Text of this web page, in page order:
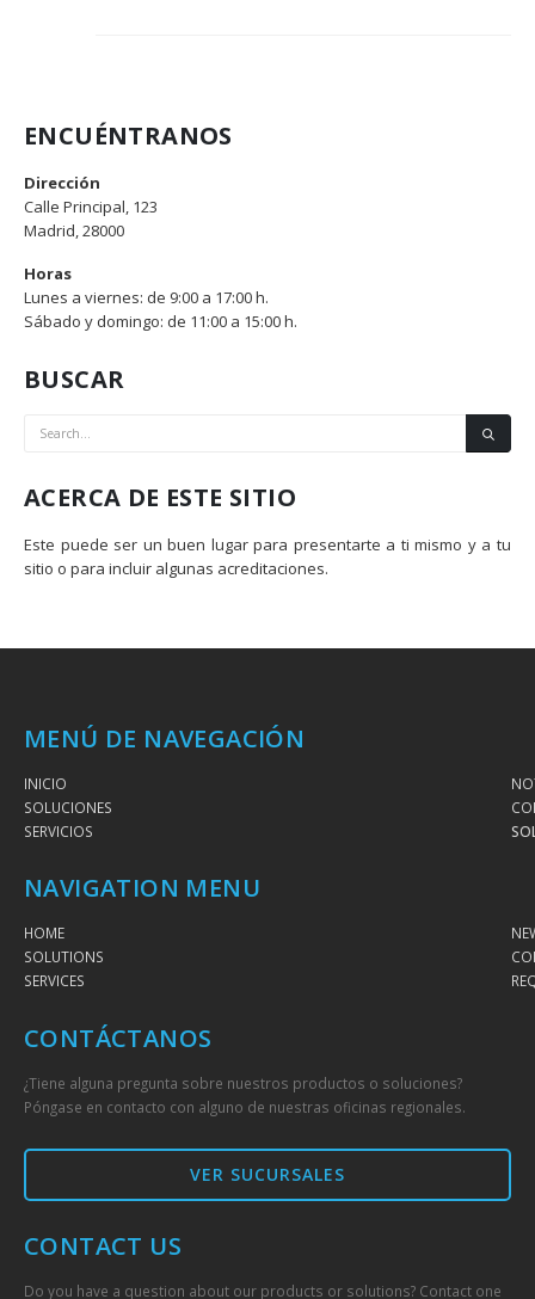
ENCUÉNTRANOS
Dirección
Calle Principal, 123
Madrid, 28000
Horas
Lunes a viernes: de 9:00 a 17:00 h.
Sábado y domingo: de 11:00 a 15:00 h.
BUSCAR
ACERCA DE ESTE SITIO
Este puede ser un buen lugar para presentarte a ti mismo y a tu
sitio o para incluir algunas acreditaciones.
MENÚ DE NAVEGACIÓN
INICIO
SOLUCIONES
SERVICIOS
NAVIGATION MENU
HOME
SOLUTIONS
SERVICES
CONTÁCTANOS
¿Tiene alguna pregunta sobre nuestros productos o soluciones?
Póngase en contacto con alguno de nuestras oficinas regionales.
VER SUCURSALES
CONTACT US
Do you have a question about our products or solutions? Contact one